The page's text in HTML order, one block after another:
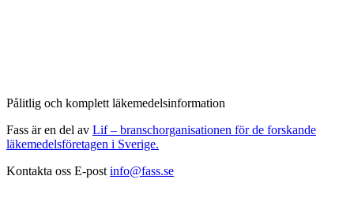
Pålitlig och komplett läkemedelsinformation
Fass är en del av Lif – branschorganisationen för de forskande
läkemedelsföretagen i Sverige.
Kontakta oss E-post info@fass.se